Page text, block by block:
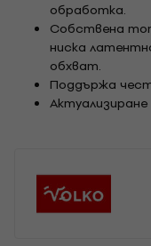
обработка.
Собствена
ниска
обхват.
Поддържа